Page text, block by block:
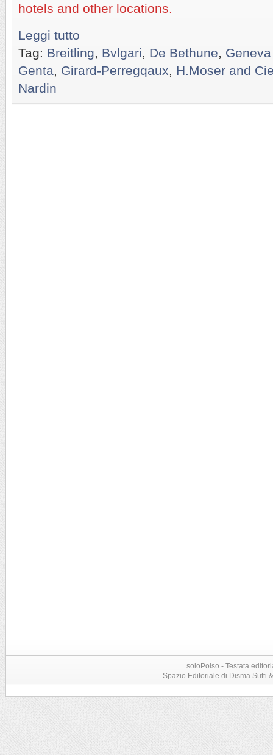
hotels and other locations.
Leggi tutto
Tag: Breitling Bvlgari De Bethune
Genta
Girard-Perregqaux
H.Moser and
Nardin
soloPolso - Testata
Spazio Editoriale di Disma Sutti